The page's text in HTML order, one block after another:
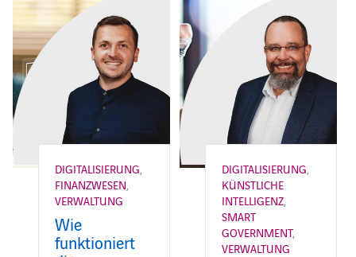
DIGITALISIERUNG
FINANZWESEN
VERWALTUNG
Wie
funktioniert
DIGITALISIERUNG
KÜNSTLICHE
INTELLIGENZ
SMART
GOVERNMENT,
VERWALTUNG